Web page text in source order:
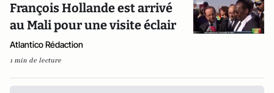
François Hollande est arrivé
au Mali pour une visite éclair
Atlantico Rédaction
1 min de lecture